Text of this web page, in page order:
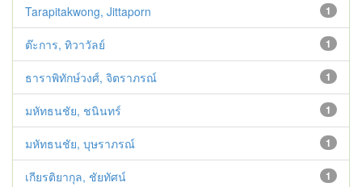
1
Tarapitakwong, Jittaporn
1
ต๊ะการ, ทิวาวัลย์
1
ธาราพิทักษ์วงศ์, จิตราภรณ์
1
มหัทธนชัย, ชนินทร์
1
มหัทธนชัย, บุษราภรณ์
1
เกียรติยากุล, ชัยทัศน์